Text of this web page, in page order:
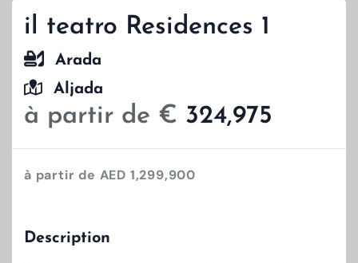
il teatro Residences 1
Arada
Aljada
à partir de € 324,975
à partir de AED 1,299,900
Description